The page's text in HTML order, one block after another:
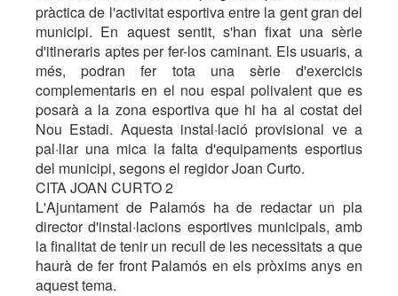
pràctica de l'activitat esportiva entre la gent gran del
municipi. En aquest sentit, s'han fixat una sèrie
d'itineraris aptes per fer-los caminant. Els usuaris, a
més, podran fer tota una sèrie d'exercicis
complementaris en el nou espai polivalent que es
posarà a la zona esportiva que hi ha al costat del
Nou Estadi. Aquesta instal·lació provisional ve a
pal·liar una mica la falta d'equipaments esportius
del municipi, segons el regidor Joan Curto.
CITA JOAN CURTO 2
L'Ajuntament de Palamós ha de redactar un pla
director d'instal·lacions esportives municipals, amb
la finalitat de tenir un recull de les necessitats a que
haurà de fer front Palamós en els pròxims anys en
aquest tema.